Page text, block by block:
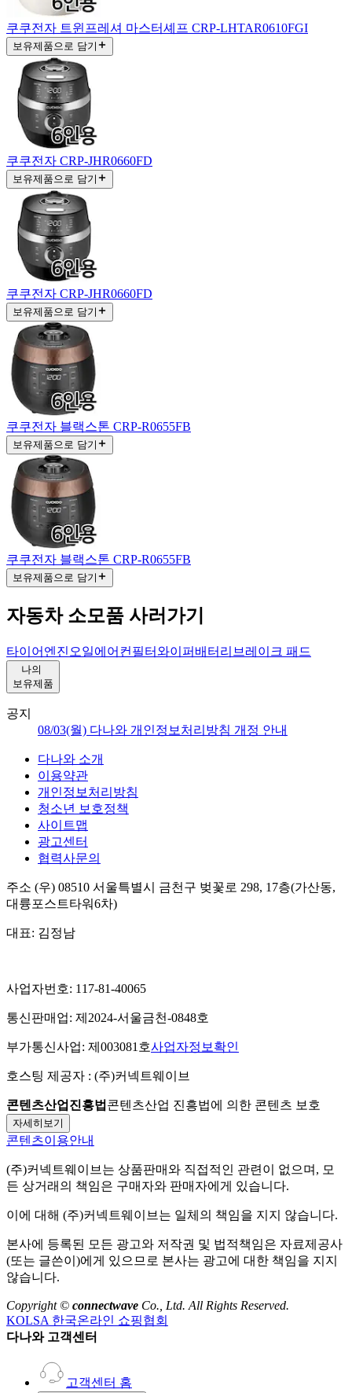
쿠쿠전자 트윈프레셔 마스터셰프 CRP-LHTAR0610FGI
보유제품으로 담기
쿠쿠전자 CRP-JHR0660FD
보유제품으로 담기
쿠쿠전자 CRP-JHR0660FD
보유제품으로 담기
쿠쿠전자 블랙스톤 CRP-R0655FB
보유제품으로 담기
쿠쿠전자 블랙스톤 CRP-R0655FB
보유제품으로 담기
자동차 소모품 사러가기
타이어 엔진오일에어컨필터와이퍼 배터리 브레이크 패드
나의
보유제품
공지
08/03(월) 다나와 개인정보처리방침 개정 안내
다나와 소개
이용약관
개인정보처리방침
청소년 보호정책
사이트맵
광고센터
협력사문의
주소 (우) 08510 서울특별시 금천구 벚꽃로 298, 17층(가산동,
대륭포스트타워6차)
대표: 김정남
사업자번호: 117-81-40065
통신판매업: 제2024-서울금천-0848호
부가통신사업: 제003081호사업자정보확인
호스팅 제공자 : (주)커넥트웨이브
콘텐츠산업진흥법 콘텐츠산업 진흥법에 의한 콘텐츠 보호
자세히보기
콘텐츠이용안내
(주)커넥트웨이브 는 상품판매와 직접적인 관련이 없으며, 모
든 상거래의 책임은 구매자와 판매자에게 있습니다.
이에 대해 (주)커넥트웨이브 는 일체의 책임을 지지 않습니다.
본사에 등록된 모든 광고와 저작권 및 법적책임은 자료제공사
(또는 글쓴이)에게 있으므로 본사는 광고에 대한 책임을 지지
않습니다.
Copyright © connectwave Co., Ltd. All Rights Reserved.
KOLSA 한국온라인 쇼핑협회
다나와 고객센터
고객센터 홈